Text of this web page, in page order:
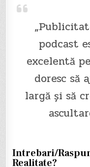
podcast
excelentă
doresc să
largă și să
Intrebari/
Realitate?